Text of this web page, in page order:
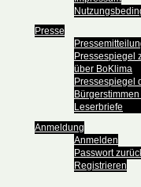
Presse
Pressespiegel
über BoKlima
Pressespiegel
Bürgerstimmen
Leserbriefe
Anmeldung
Anmelden
Passwort
Registrieren